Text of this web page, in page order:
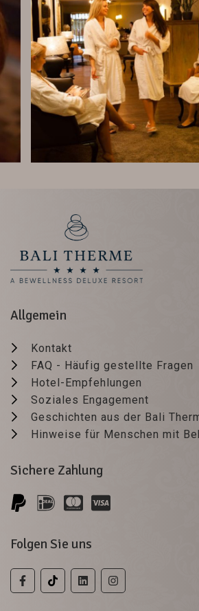
Allgemein
Kontakt
FAQ - Häufig gestellte Fragen
Hotel-Empfehlungen
Soziales Engagement
Geschichten aus der Bali
Hinweise für Menschen mit
Sichere Zahlung
Folgen Sie uns